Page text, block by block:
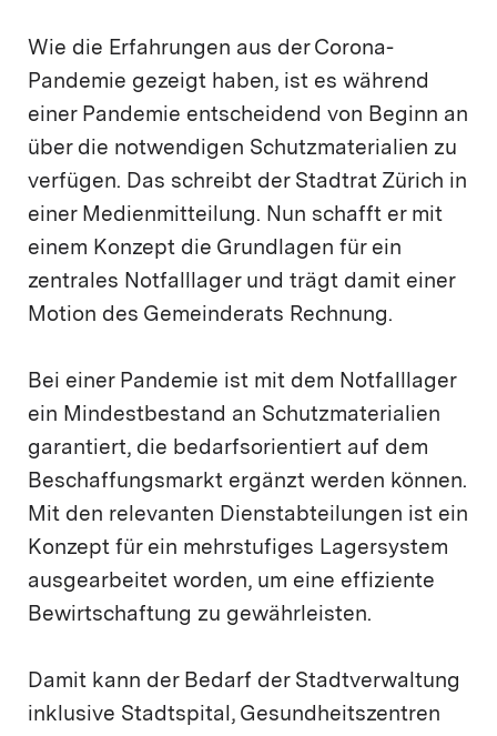
Wie die Erfahrungen aus der Corona-
Pandemie gezeigt haben, ist es während
einer Pandemie entscheidend von Beginn an
über die notwendigen Schutzmaterialien zu
verfügen. Das schreibt der Stadtrat Zürich in
einer Medienmitteilung. Nun schafft er mit
einem Konzept die Grundlagen für ein
zentrales Notfalllager und trägt damit einer
Motion des Gemeinderats Rechnung.
Bei einer Pandemie ist mit dem Notfalllager
ein Mindestbestand an Schutzmaterialien
garantiert, die bedarfsorientiert auf dem
Beschaffungsmarkt ergänzt werden können.
Mit den relevanten Dienstabteilungen ist ein
Konzept für ein mehrstufiges Lagersystem
ausgearbeitet worden, um eine effiziente
Bewirtschaftung zu gewährleisten.
Damit kann der Bedarf der Stadtverwaltung
inklusive Stadtspital, Gesundheitszentren